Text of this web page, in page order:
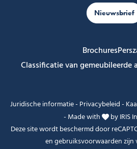
Nieuwsbrief
Brochures
Classificatie van gemeubileerde
Juridische informatie- Privacybeleid-
- Made with byIRIS
Deze site wordt beschermd door
engebruiksvoorwaardenzijn